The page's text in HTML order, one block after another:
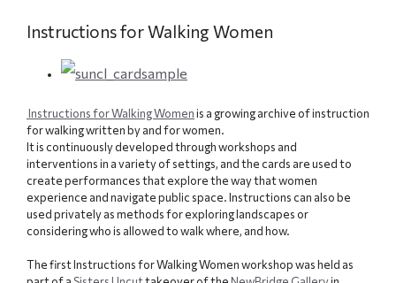
Instructions for Walking Women
Instructions for Walking Womenis a growing archive of instruction
for walking written by and for women.
It is continuously developed through workshops and
interventions in a variety of settings, and the cards are used to
create performances that explore the way that women
experience and navigate public space. Instructions can also be
used privately as methods for exploring landscapes or
considering who is allowed to walk where, and how.
The first Instructions for Walking Women workshop was held as